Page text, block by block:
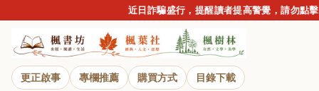
近日詐騙盛行，提醒讀者提高警覺，請勿點擊
更正啟事 專欄推薦 購買方式 目錄下載